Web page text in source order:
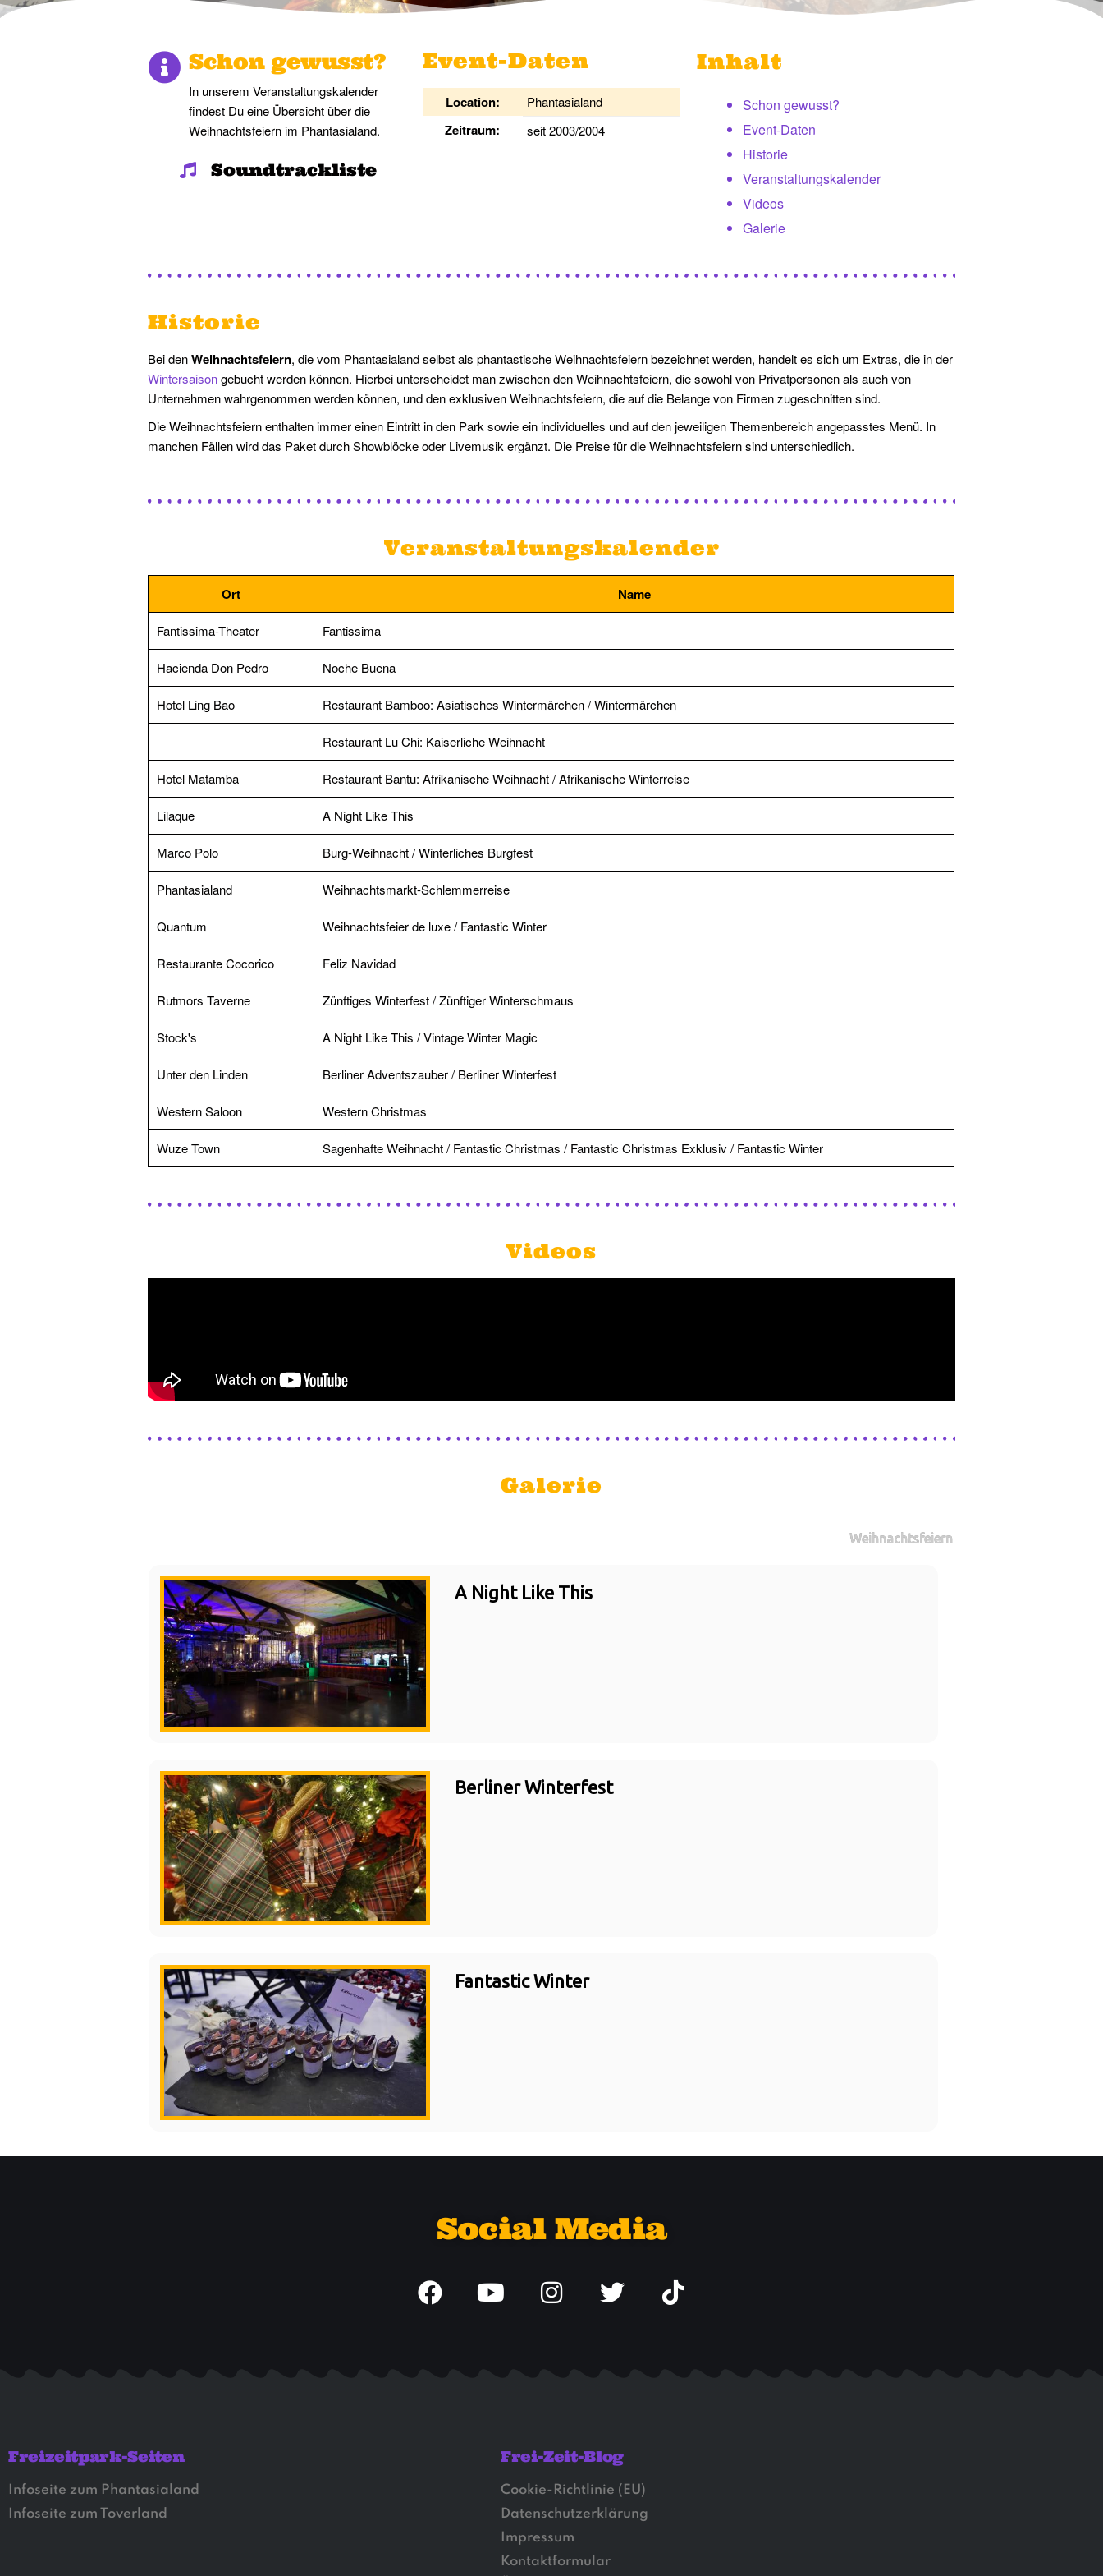
Schon gewusst?
In unserem Veranstaltungskalender
findest Du eine Übersicht über die
Weihnachtsfeiern im Phantasialand.
Soundtrackliste
Event-Daten
Location: Phantasialand
Zeitraum: seit 2003/2004
Inhalt
Schon gewusst?
Event-Daten
Historie
Veranstaltungskalender
Videos
Galerie
Historie
Bei denWeihnachtsfeiern, die vom Phantasialand selbst als phantastische Weihnachtsfeiern bezeichnet werden, handelt es sich um Extras, die in der
Wintersaisongebucht werden können. Hierbei unterscheidet man zwischen den Weihnachtsfeiern, die sowohl von Privatpersonen als auch von
Unternehmen wahrgenommen werden können, und den exklusiven Weihnachtsfeiern, die auf die Belange von Firmen zugeschnitten sind.
Die Weihnachtsfeiern enthalten immer einen Eintritt in den Park sowie ein individuelles und auf den jeweiligen Themenbereich angepasstes Menü. In
manchen Fällen wird das Paket durch Showblöcke oder Livemusik ergänzt. Die Preise für die Weihnachtsfeiern sind unterschiedlich.
Veranstaltungskalender
Ort Name
Fantissima-Theater Fantissima
Hacienda Don Pedro Noche Buena
Hotel Ling Bao Restaurant Bamboo: Asiatisches Wintermärchen / Wintermärchen
Restaurant Lu Chi: Kaiserliche Weihnacht
Hotel Matamba Restaurant Bantu: Afrikanische Weihnacht / Afrikanische Winterreise
Lilaque A Night Like This
Marco Polo Burg-Weihnacht / Winterliches Burgfest
Phantasialand Weihnachtsmarkt-Schlemmerreise
Quantum Weihnachtsfeier de luxe / Fantastic Winter
Restaurante Cocorico Feliz Navidad
Rutmors Taverne Zünftiges Winterfest / Zünftiger Winterschmaus
Stock's A Night Like This / Vintage Winter Magic
Unter den Linden Berliner Adventszauber / Berliner Winterfest
Western Saloon Western Christmas
Wuze Town Sagenhafte Weihnacht / Fantastic Christmas / Fantastic Christmas Exklusiv / Fantastic Winter
Videos
Galerie
Weihnachtsfeiern
A Night Like This
Berliner Winterfest
Fantastic Winter
Social Media
Freizeitpark-Seiten
Infoseite zum Phantasialand
Infoseite zum Toverland
Frei-Zeit-Blog
Cookie-Richtlinie (EU)
Datenschutzerklärung
Impressum
Kontaktformular